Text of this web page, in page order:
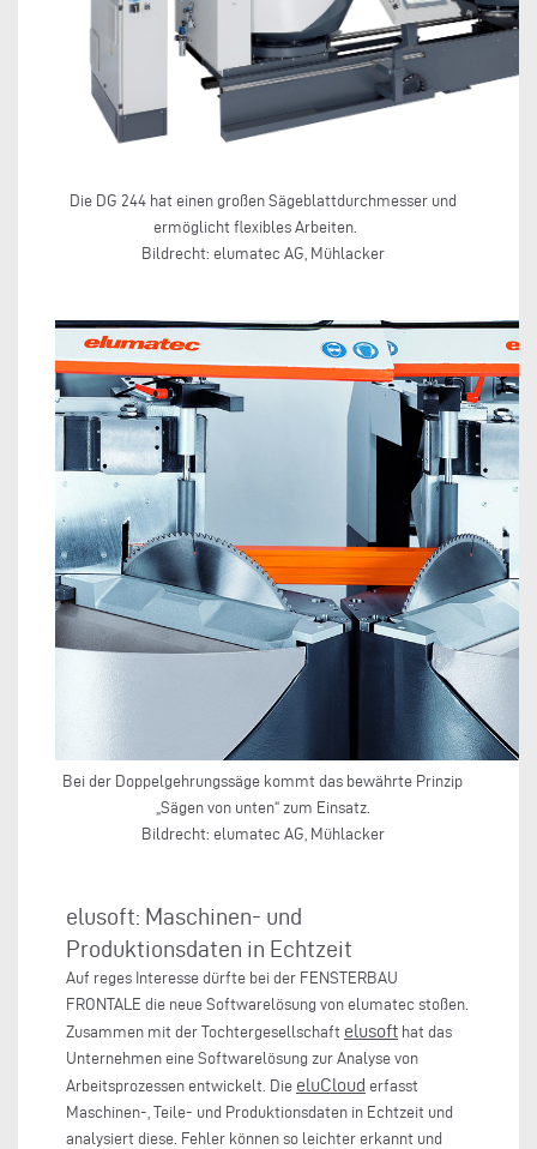
Die DG 244 hat einen großen Sägeblattdurchmesser und
ermöglicht flexibles Arbeiten.
Bildrecht: elumatec AG, Mühlacker
Bei der Doppelgehrungssäge kommt das bewährte Prinzip
„Sägen von unten“ zum Einsatz.
Bildrecht: elumatec AG, Mühlacker
elusoft: Maschinen- und
Produktionsdaten in Echtzeit
Auf reges Interesse dürfte bei der FENSTERBAU
FRONTALE die neue Softwarelösung von elumatec stoßen.
Zusammen mit der Tochtergesellschaft elusoft hat das
Unternehmen eine Softwarelösung zur Analyse von
Arbeitsprozessen entwickelt. Die eluCloud erfasst
Maschinen-, Teile- und Produktionsdaten in Echtzeit und
analysiert diese. Fehler können so leichter erkannt und